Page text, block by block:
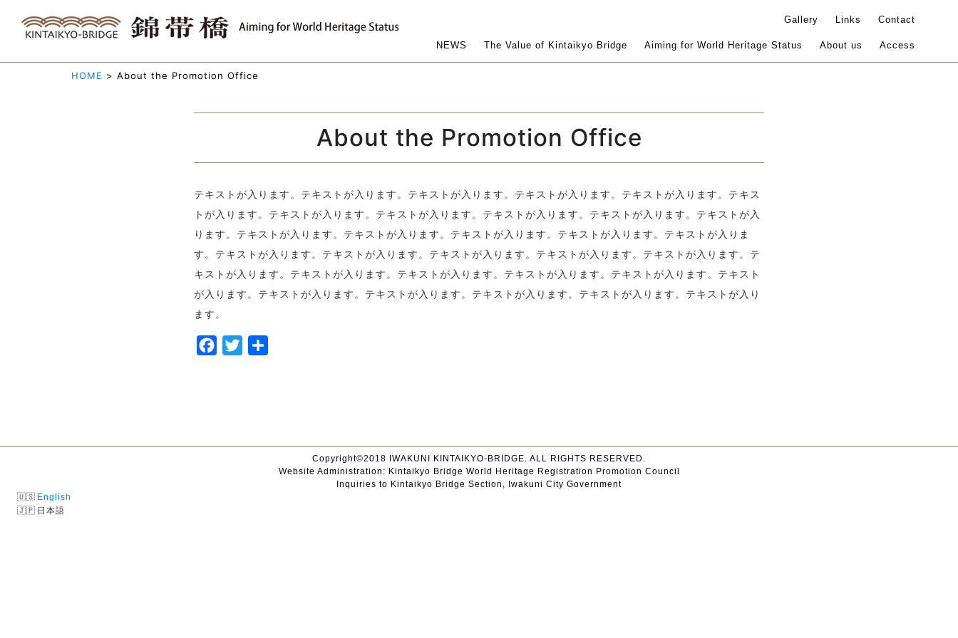
Gallery Links Contact
NEWS The Value of Kintaikyo Bridge Aiming for World Heritage Status About us Access
HOME > About the Promotion Office
About the Promotion Office
テキストが入ります。テキストが入ります。テキストが入ります。テキストが入ります。テキストが入ります。テキス
トが入ります。テキストが入ります。テキストが入ります。テキストが入ります。テキストが入ります。テキストが入
ります。テキストが入ります。テキストが入ります。テキストが入ります。テキストが入ります。テキストが入りま
す。テキストが入ります。テキストが入ります。テキストが入ります。テキストが入ります。テキストが入ります。テ
キストが入ります。テキストが入ります。テキストが入ります。テキストが入ります。テキストが入ります。テキスト
が入ります。テキストが入ります。テキストが入ります。テキストが入ります。テキストが入ります。テキストが入り
ます。
Facebook
Twitter
Copyright©2018 IWAKUNI KINTAIKYO-BRIDGE. ALL RIGHTS RESERVED.
Website Administration: Kintaikyo Bridge World Heritage Registration Promotion Council
Inquiries to Kintaikyo Bridge Section, Iwakuni City Government
English
日本語